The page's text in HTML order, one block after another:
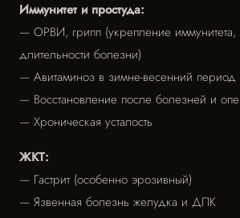
Иммунитет и простуда:
— ОРВИ, грипп (укрепление
длительности болезни)
— Авитаминоз в зимне-весенний период
— Восстановление после болезней и
— Хроническая усталость
ЖКТ:
— Гастрит (особенно эрозивный)
— Язвенная болезнь желудка и ДПК